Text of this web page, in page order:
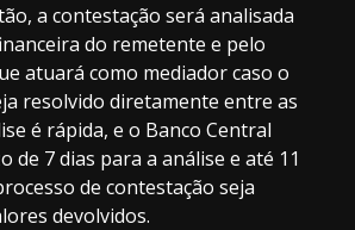
a contestação será analisada
do remetente e pelo
atuará como mediador caso o
resolvido diretamente entre as
é rápida, e o Banco Central
de 7 dias para a análise e até 11
de contestação seja
devolvidos.